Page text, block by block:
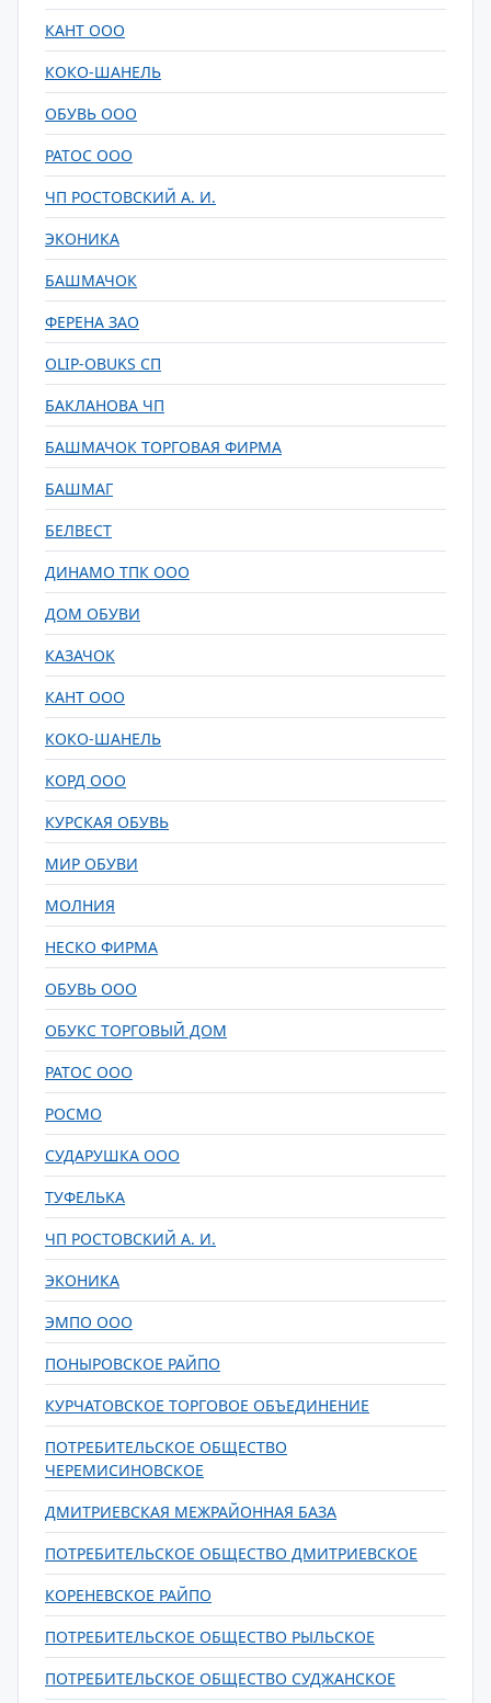
КАНТ ООО
КОКО-ШАНЕЛЬ
ОБУВЬ ООО
РАТОС ООО
ЧП РОСТОВСКИЙ А. И.
ЭКОНИКА
БАШМАЧОК
ФЕРЕНА ЗАО
OLIP-OBUKS СП
БАКЛАНОВА ЧП
БАШМАЧОК ТОРГОВАЯ ФИРМА
БАШМАГ
БЕЛВЕСТ
ДИНАМО ТПК ООО
ДОМ ОБУВИ
КАЗАЧОК
КАНТ ООО
КОКО-ШАНЕЛЬ
КОРД ООО
КУРСКАЯ ОБУВЬ
МИР ОБУВИ
МОЛНИЯ
НЕСКО ФИРМА
ОБУВЬ ООО
ОБУКС ТОРГОВЫЙ ДОМ
РАТОС ООО
РОСМО
СУДАРУШКА ООО
ТУФЕЛЬКА
ЧП РОСТОВСКИЙ А. И.
ЭКОНИКА
ЭМПО ООО
ПОНЫРОВСКОЕ РАЙПО
КУРЧАТОВСКОЕ ТОРГОВОЕ ОБЪЕДИНЕНИЕ
ПОТРЕБИТЕЛЬСКОЕ ОБЩЕСТВО
ЧЕРЕМИСИНОВСКОЕ
ДМИТРИЕВСКАЯ МЕЖРАЙОННАЯ БАЗА
ПОТРЕБИТЕЛЬСКОЕ ОБЩЕСТВО ДМИТРИЕВСКОЕ
КОРЕНЕВСКОЕ РАЙПО
ПОТРЕБИТЕЛЬСКОЕ ОБЩЕСТВО РЫЛЬСКОЕ
ПОТРЕБИТЕЛЬСКОЕ ОБЩЕСТВО СУДЖАНСКОЕ